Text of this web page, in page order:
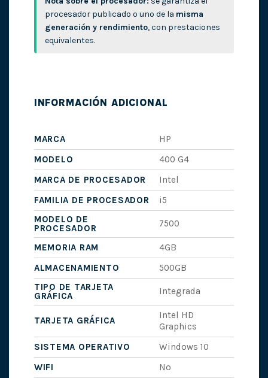
procesador publicado o uno de la misma
generación y rendimiento, con prestaciones
equivalentes.
INFORMACIÓN ADICIONAL
MARCA
HP
MODELO
400 G4
MARCA DE PROCESADOR
Intel
FAMILIA DE PROCESADOR
i5
MODELO DE
PROCESADOR
7500
MEMORIA RAM
4GB
ALMACENAMIENTO
500GB
TIPO DE TARJETA
GRÁFICA
Integrada
TARJETA GRÁFICA
Intel HD
Graphics
SISTEMA OPERATIVO
Windows 10
WIFI
No